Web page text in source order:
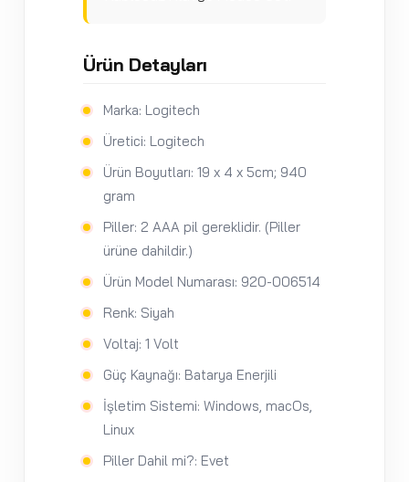
Ürün Detayları
Marka: Logitech
Üretici: Logitech
Ürün Boyutları: 19 x 4 x 5cm; 940
gram
Piller: 2 AAA pil gereklidir. (Piller
ürüne dahildir.)
Ürün Model Numarası: 920-006514
Renk: Siyah
Voltaj: 1 Volt
Güç Kaynağı: Batarya Enerjili
İşletim Sistemi: Windows, macOs,
Linux
Piller Dahil mi?: Evet